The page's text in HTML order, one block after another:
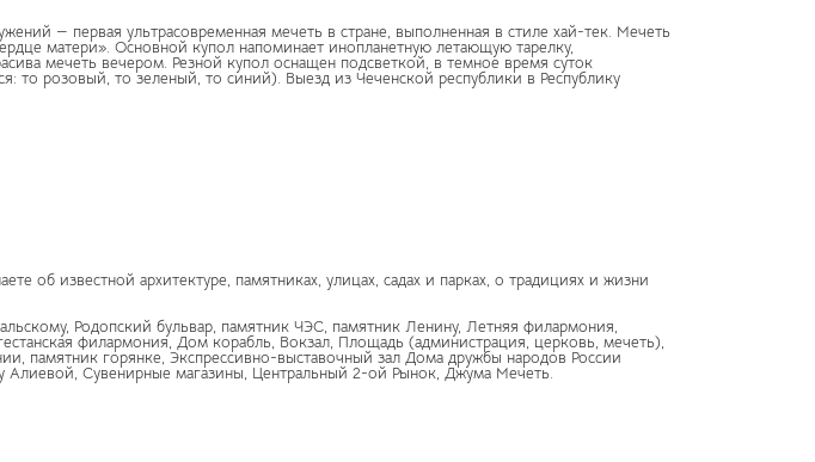
— первая ультрасовременная мечеть в стране, выполненная в стиле хай-тек. Мечеть
матери». Основной купол напоминает инопланетную летающую тарелку,
мечеть вечером. Резной купол оснащен подсветкой, в темное время суток
то розовый, то зеленый, то синий). Выезд из Чеченской республики в Республику
об известной архитектуре, памятниках, улицах, садах и парках, о традициях и жизни
Родопский бульвар, памятник ЧЭС, памятник Ленину, Летняя филармония,
филармония, Дом корабль, Вокзал, Площадь (администрация, церковь, мечеть),
памятник горянке, Экспрессивно-выставочный зал Дома дружбы народов России
Сувенирные магазины, Центральный 2-ой Рынок, Джума Мечеть.